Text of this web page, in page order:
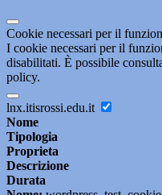
Cookie necessari per il
I cookie necessari per il
disabilitati. È possibile
policy.
lnx.itisrossi.edu.it
Nome
Tipologia
Proprieta
Descrizione
Durata